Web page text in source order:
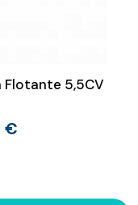
Flotante 5,5CV
€